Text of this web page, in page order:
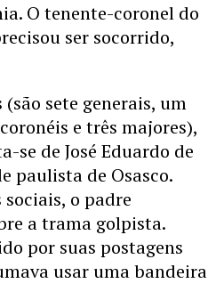
O tenente-coronel do
ser socorrido,
sete generais, um
e três majores),
se de José Eduardo de
paulista de Osasco.
o padre
a trama golpista.
por suas postagens
usar uma bandeira